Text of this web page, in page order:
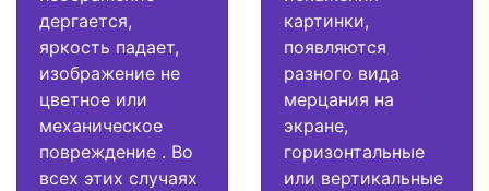
дергается,
яркость падает,
изображение не
цветное или
механическое
повреждение . Во
всех этих случаях
картинки,
появляются
разного вида
мерцания на
экране,
горизонтальные
или вертикальные